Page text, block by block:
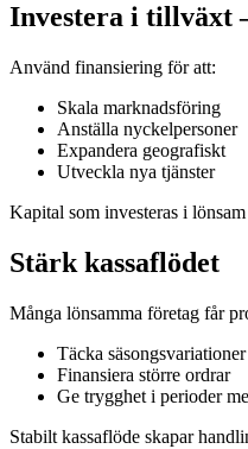
Investera i tillväxt
Använd finansiering för att:
Skala marknadsföring
Anställa nyckelpersoner
Expandera geografiskt
Utveckla nya tjänster
Kapital som investeras i
Stärk kassaflödet
Många lönsamma företag får
Täcka säsongsvariationer
Finansiera större ordrar
Ge trygghet i perioder
Stabilt kassaflöde skapar